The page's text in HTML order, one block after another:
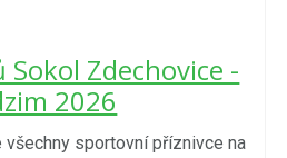
Sokol Zdechovice -
2026
sportovní příznivce na